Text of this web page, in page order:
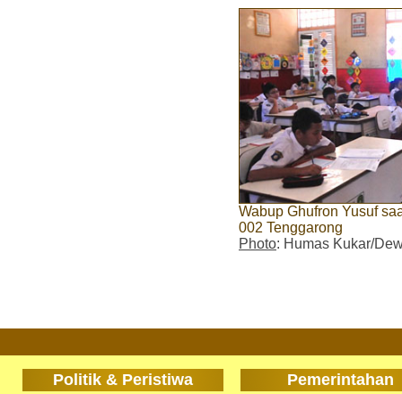
Wabup Ghufron Yusuf
002 Tenggarong
Photo: Humas Kukar/
Politik & Peristiwa Pemerintahan